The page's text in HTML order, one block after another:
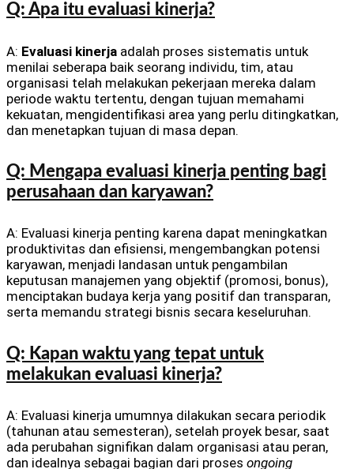
Q: Apa itu evaluasi kinerja?
A: Evaluasi kinerja adalah proses sistematis untuk
menilai seberapa baik seorang individu, tim, atau
organisasi telah melakukan pekerjaan mereka dalam
periode waktu tertentu, dengan tujuan memahami
kekuatan, mengidentifikasi area yang perlu ditingkatkan,
dan menetapkan tujuan di masa depan.
Q: Mengapa evaluasi kinerja penting bagi
perusahaan dan karyawan?
A: Evaluasi kinerja penting karena dapat meningkatkan
produktivitas dan efisiensi, mengembangkan potensi
karyawan, menjadi landasan untuk pengambilan
keputusan manajemen yang objektif (promosi, bonus),
menciptakan budaya kerja yang positif dan transparan,
serta memandu strategi bisnis secara keseluruhan.
Q: Kapan waktu yang tepat untuk
melakukan evaluasi kinerja?
A: Evaluasi kinerja umumnya dilakukan secara periodik
(tahunan atau semesteran), setelah proyek besar, saat
ada perubahan signifikan dalam organisasi atau peran,
dan idealnya sebagai bagian dari proses ongoing